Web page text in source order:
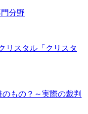
分野
リスタル「クリスタ
のもの？～実際の裁判